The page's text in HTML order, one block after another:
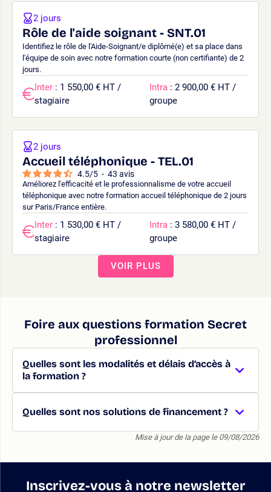
Rôle de l'aide soignant - SNT.01
Identifiez le rôle de l'Aide-Soignant/e diplômé(e) et sa place dans
l'équipe de soin avec notre formation courte (non certifiante) de 2
jours.
2 jours
Inter : 1 550,00 € HT /
stagiaire
Intra : 2 900,00 € HT /
groupe
Accueil téléphonique - TEL.01
4.5/5 - 43 avis
Améliorez l'efficacité et le professionnalisme de votre accueil
téléphonique avec notre formation accueil téléphonique de 2 jours
sur Paris/France entière.
2 jours
Inter : 1 530,00 € HT /
stagiaire
Intra : 3 580,00 € HT /
groupe
VOIR PLUS
Foire aux questions formation Secret
professionnel
Quelles sont les modalités et délais d’accès à
la formation ?
Quelles sont nos solutions de financement ?
Mise à jour de la page le 09/08/2026
Inscrivez-vous à notre newsletter